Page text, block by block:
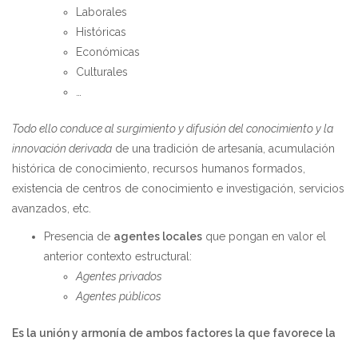
Laborales
Históricas
Económicas
Culturales
Todo ello conduce al surgimiento y difusión del conocimiento y la
innovación derivada de una tradición de artesanía, acumulación
histórica de conocimiento, recursos humanos formados,
existencia de centros de conocimiento e investigación, servicios
avanzados, etc.
Presencia de agentes locales que pongan en valor el
anterior contexto estructural:
Agentes privados
Agentes públicos
Es la unión y armonía de ambos factores la que favorece la